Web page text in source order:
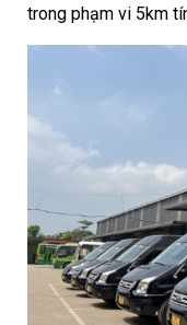
trong phạm vi 5km